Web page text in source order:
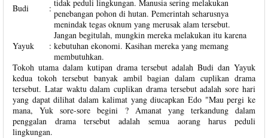
Budi : tidak peduli lingkungan. Manusia sering melakukan
penebangan pohon di hutan. Pemerintah seharusnya
menindak tegas oknum yang merusak alam tersebut.
Yayuk
:
Jangan begitulah, mungkin mereka melakukan itu karena
kebutuhan ekonomi. Kasihan mereka yang memang
membutuhkan.
Tokoh utama dalam kutipan drama tersebut adalah Budi dan Yayuk
kedua tokoh tersebut banyak ambil bagian dalam cuplikan drama
tersebut. Latar waktu dalam cuplikan drama tersebut adalah sore hari
yang dapat dilihat dalam kalimat yang diucapkan Edo "Mau pergi ke
mana, Yuk sore-sore begini ? Amanat yang terkandung dalam
penggalan drama tersebut adalah semua aorang harus peduli
lingkungan.